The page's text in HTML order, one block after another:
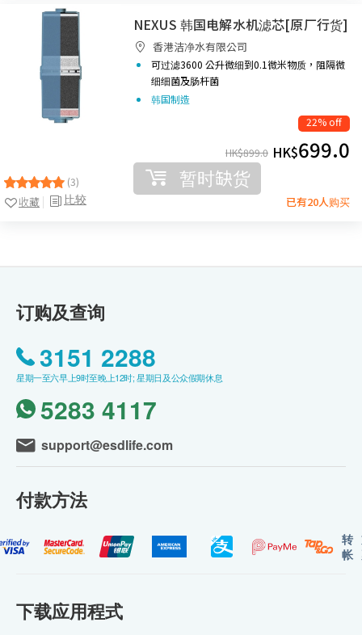
(3)
比较
收藏
NEXUS 韩国电解水机滤芯[原厂行货]
香港洁净水有限公司
可过滤3600 公升微细到0.1微米物质，阻隔微
细细菌及肠杆菌
韩国制造
22% off
HK$899.0 HK$699.0
暂时缺货
已有20人购买
订购及查询
3151 2288
星期一至六早上9时至晚上12时; 星期日及公众假期休息
5283 4117
support@esdlife.com
付款方法
转
帐
下载应用程式